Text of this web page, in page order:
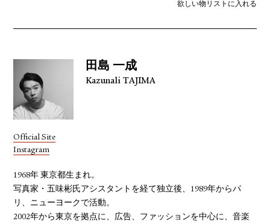
欲しい物リストに入れる
田島 一成
Kazunali TAJIMA
Official Site
Instagram
1968年 東京都生まれ。
写真家・五味彬氏アシスタントを経て独立後、1989年からパ
リ、ニューヨークで活動。
2002年から東京を拠点に、広告、ファッションを中心に、音楽